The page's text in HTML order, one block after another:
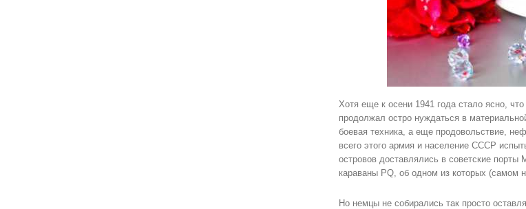
Хотя еще к осени 1941 года стало ясно,
продолжал остро нуждаться в
боевая техника, а еще продовольствие,
всего этого армия и население СССР
островов доставлялись в советские
караваны PQ, об одном из которых
Но немцы не собирались так просто